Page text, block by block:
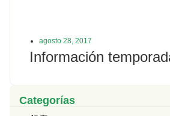
agosto 28, 2017
Información
Categorías